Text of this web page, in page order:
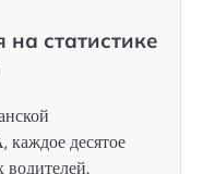
статистике
десятое